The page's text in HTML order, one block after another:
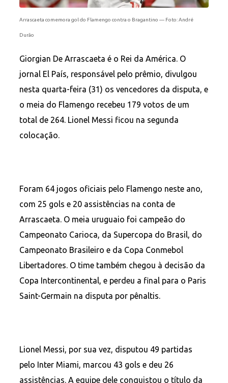
Arrascaeta comemora gol do Flamengo contra o Bragantino — Foto: André
Durão
Giorgian De Arrascaeta é o Rei da América. O
jornal El País, responsável pelo prêmio, divulgou
nesta quarta-feira (31) os vencedores da disputa, e
o meia do Flamengo recebeu 179 votos de um
total de 264. Lionel Messi ficou na segunda
colocação.
Foram 64 jogos oficiais pelo Flamengo neste ano,
com 25 gols e 20 assistências na conta de
Arrascaeta. O meia uruguaio foi campeão do
Campeonato Carioca, da Supercopa do Brasil, do
Campeonato Brasileiro e da Copa Conmebol
Libertadores. O time também chegou à decisão da
Copa Intercontinental, e perdeu a final para o Paris
Saint-Germain na disputa por pênaltis.
Lionel Messi, por sua vez, disputou 49 partidas
pelo Inter Miami, marcou 43 gols e deu 26
assistências. A equipe dele conquistou o título da